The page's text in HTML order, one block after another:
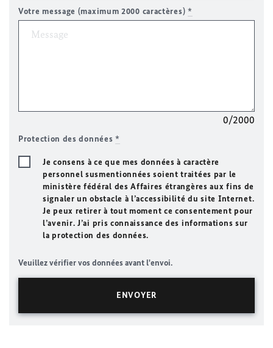
Votre message (maximum 2000 caractères) *
0/2000
Protection des données*
Je consens à ce que mes données à caractère
personnel susmentionnées soient traitées par le
ministère fédéral des Affaires étrangères aux fins de
signaler un obstacle à l’accessibilité du site Internet.
Je peux retirer à tout moment ce consentement pour
l’avenir. J’ai pris connaissance des informations sur
la protection des données.
Veuillez vérifier vos données avant l'envoi.